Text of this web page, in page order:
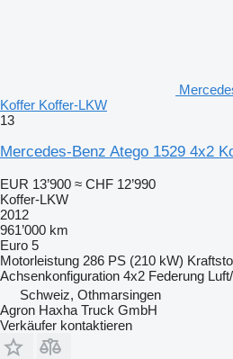
Koffer Koffer-LKW
13
Mercedes-Benz Atego 1529 4x2
EUR 13’900 ≈ CHF 12’990
Koffer-LKW
2012
961’000 km
Euro 5
Motorleistung 286 PS (210 kW)
Achsenkonfiguration 4x2 Federung
Schweiz, Othmarsingen
Agron Haxha Truck GmbH
Verkäufer kontaktieren